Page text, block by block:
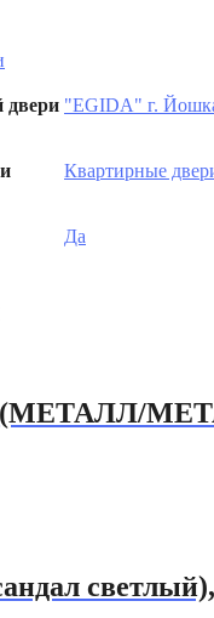
двери "EGIDA" г.
Квартирные
Да